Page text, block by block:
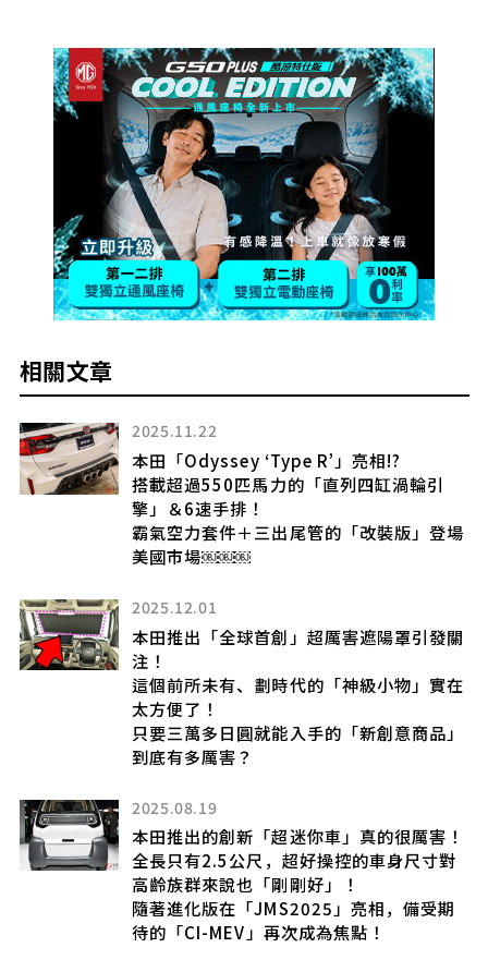
相關文章
2025.11.22
本田「Odyssey ‘Type R’」亮相!?
搭載超過550匹馬力的「直列四缸渦輪引
擎」＆6速手排！
霸氣空力套件＋三出尾管的「改裝版」登場
美國市場￼￼￼
2025.12.01
本田推出「全球首創」超厲害遮陽罩引發關
注！
這個前所未有、劃時代的「神級小物」實在
太方便了！
只要三萬多日圓就能入手的「新創意商品」
到底有多厲害？
2025.08.19
本田推出的創新「超迷你車」真的很厲害！
全長只有2.5公尺，超好操控的車身尺寸對
高齡族群來說也「剛剛好」！
隨著進化版在「JMS2025」亮相，備受期
待的「CI-MEV」再次成為焦點！